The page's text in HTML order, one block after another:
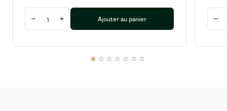
Diminuer la quantité
Augmenter la quantité
Ajouter au panier